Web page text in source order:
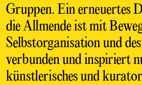
Gruppen. Ein erneuertes
die Allmende ist mit
Selbstorganisation und
verbunden und inspiriert
künstlerisches und